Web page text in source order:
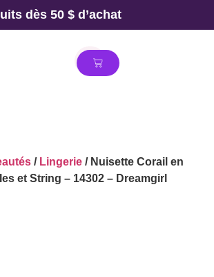
dès 50 $ d’achat
/ Lingerie / Nuisette Corail en
et String – 14302 – Dreamgirl